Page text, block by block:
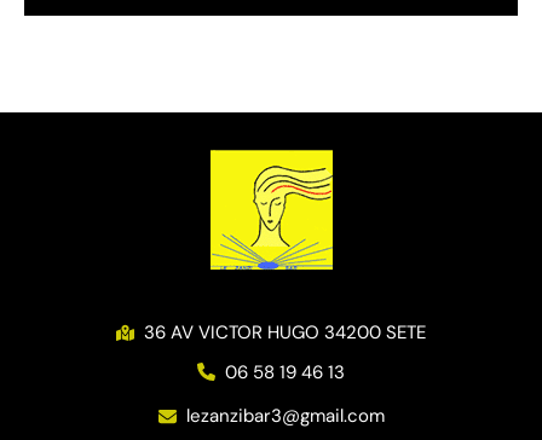
36 AV VICTOR HUGO 34200 SETE
06 58 19 46 13
lezanzibar3@gmail.com